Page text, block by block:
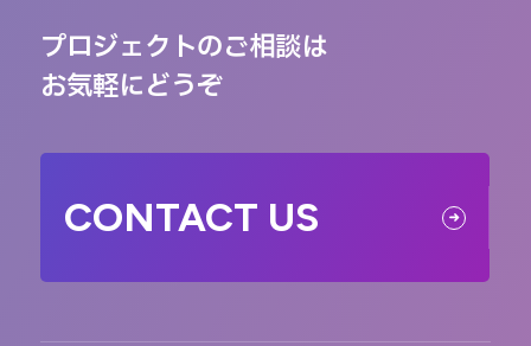
プロジェクトのご相談は
お気軽にどうぞ
CONTACT US